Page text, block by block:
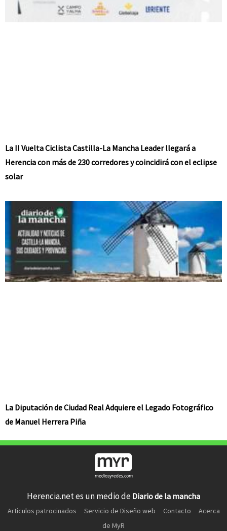
La II Vuelta Ciclista Castilla-La Mancha Leader llegará a
Herencia con más de 230 corredores y coincidirá con el eclipse
solar
La Diputación de Ciudad Real Adquiere el Legado Fotográfico
de Manuel Herrera Piña
Herencia.net es un medio de Diario de la mancha
Artículos patrocinados Servicio de Diseño web Contacto
Acerca
de MyR